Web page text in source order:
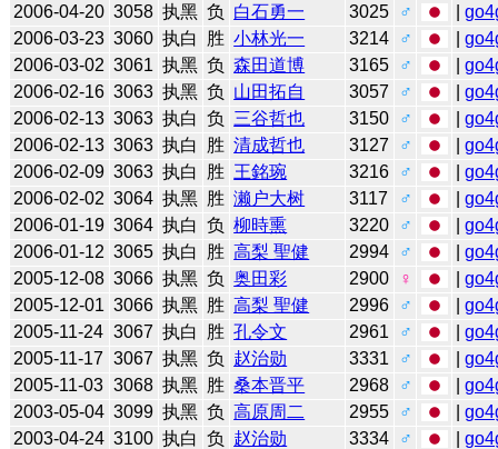
2006-04-20 3058 执黑 负 白石勇一 3025 ♂ |
2006-03-23 3060 执白 胜 小林光一 3214 ♂ |
2006-03-02 3061 执黑 负 森田道博 3165 ♂ |
2006-02-16 3063 执黑 负 山田拓自 3057 ♂ |
2006-02-13 3063 执白 负 三谷哲也 3150 ♂ |
2006-02-13 3063 执白 胜 清成哲也 3127 ♂ |
2006-02-09 3063 执白 胜 王銘琬 3216 ♂ |
2006-02-02 3064 执黑 胜 濑户大树 3117 ♂ |
2006-01-19 3064 执白 负 柳時熏 3220 ♂ |
2006-01-12 3065 执白 胜 高梨 聖健 2994 ♂ |
2005-12-08 3066 执黑 负 奥田彩 2900 ♀ |
2005-12-01 3066 执黑 胜 高梨 聖健 2996 ♂ |
2005-11-24 3067 执白 胜 孔令文 2961 ♂ |
2005-11-17 3067 执黑 负 赵治勋 3331 ♂ |
2005-11-03 3068 执黑 胜 桑本晋平 2968 ♂ |
2003-05-04 3099 执黑 负 高原周二 2955 ♂ |
2003-04-24 3100 执白 负 赵治勋 3334 ♂ |